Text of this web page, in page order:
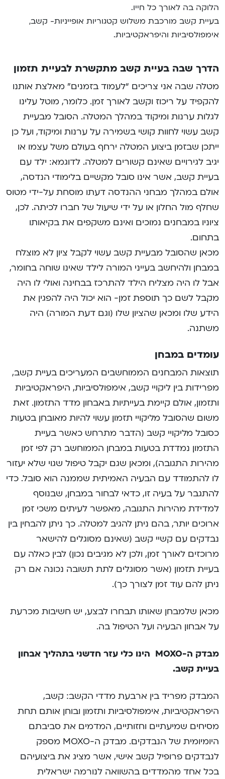
הלוקה בה לאורך כל חייו.
בעיית קשב מורכבת משלוש קטגוריות אופייניות- קשב,
אימפולסיביות והיפראקטיביות.
הדרך שבה בעיית קשב מתקשרת לבעיית תזמון
מטלה שבה אני צריכים “לעמוד בזמנים” מאלצת אותנו
להקפיד על ריכוז וקשב לאורך זמן. כלומר, מוטל עלינו
לגלות ערנות ומיקוד במהלך המטלה. הסובל מבעיית
קשב עשוי לחוות קושי בשמירה על ערנות ומיקוד, ועל כן
ייתכן שבזמן ביצוע המטלה ירחף בעולם משל עצמו או
יגיב לגירויים שאינם קשורים למטלה. לדוגמא: ילד עם
בעיית קשב, אשר אינו סובל מקשיים בלימודי הנדסה,
אולם במהלך מבחני ההנדסה דעתו מוסחת על-ידי מטוס
שחלף מול החלון או על ידי שיעול של חברו לכיתה. לכן,
ציוניו במבחנים נמוכים ואינם משקפים את בקיאותו
בתחום.
מכאן שהסובל מבעיית קשב עשוי לקבל ציון לא מוצלח
במבחן ולהיחשב בעייני המורה לילד שאינו שוחה בחומר,
אבל לו היה מצליח הילד להתרכז בבחינה ואולי לו היה
מקבל לשם כך תוספת זמן- הוא יכול היה להפגין את
הידע שלו ומכאן שהציון שלו (וגם דעת המורה) היה
משתנה.
עומדים במבחן
תוצאות המבחנים הממוחשבים המעריכים בעיית קשב,
מפרידות בין ליקויי קשב, אימפולסיביות, היפראקטיביות
ותזמון, אולם קיימת בעייתיות באבחון מדד התזמון. זאת
משום שהסובל מליקויי תזמון עשוי להיות מאובחן בטעות
כסובל מליקויי קשב (הדבר מתרחש כאשר בעיית
התזמון נמדדת בטעות במבחן הממוחשב רק לפי זמן
מהירות התגובה), ומכאן שגם יקבל טיפול שגוי שלא יעזור
לו להתמודד עם הבעיה האמיתית שממנה הוא סובל. כדי
להתגבר על בעיה זו, כדאי לבחור במבחן, שבנוסף
למדידת מהירות התגובה, מאפשר לעיתים משכי זמן
ארוכים יותר, בהם ניתן להגיב למטלה. כך ניתן להבחין בין
נבדקים עם קשיי קשב (שאינם מסוגלים להישאר
מרוכזים לאורך זמן, ולכן לא מגיבים נכון) לבין כאלה עם
בעיית תזמון (אשר מסוגלים לתת תשובה נכונה אם רק
ניתן להם עוד זמן לצורך כך).
מכאן שלמבחן שאותו תבחרו לבצע, יש חשיבות מכרעת
על אבחון הבעיה ועל הטיפול בה.
מבדק ה-MOXO הינו כלי עזר חדשני בתהליך אבחון
בעיית קשב.
המבדק מפריד בין ארבעת מדדי הקשב: קשב,
היפראקטיביות, אימפולסיביות ותזמון ובוחן אותם תחת
מסיחים שמיעתיים וחזותיים, המדמים את סביבתם
היומיומית של הנבדקים. מבדק ה-MOXO מספק
לנבדקים פרופיל קשב אישי, אשר מציג את ביצועיהם
בכל אחד מהמדדים בהשוואה לנורמה ישראלית